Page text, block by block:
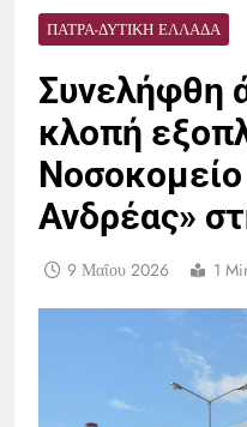
ΠΆΤΡΑ-ΔΥΤΙΚΉ ΕΛΛΆΔΑ
Συνελήφθη
κλοπή
Νοσοκομείο
Ανδρέας»
9 Μαΐου 2026 1